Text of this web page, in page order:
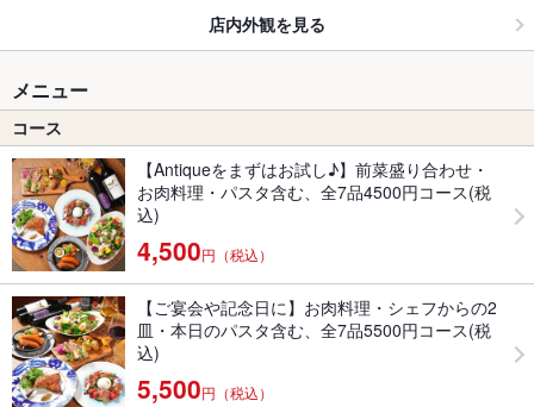
店内外観を見る
メニュー
コース
【Antiqueをまずはお試し♪】前菜盛り合わせ・
お肉料理・パスタ含む、全7品4500円コース(税
込)
4,500円（税込）
【ご宴会や記念日に】お肉料理・シェフからの2
皿・本日のパスタ含む、全7品5500円コース(税
込)
5,500円（税込）